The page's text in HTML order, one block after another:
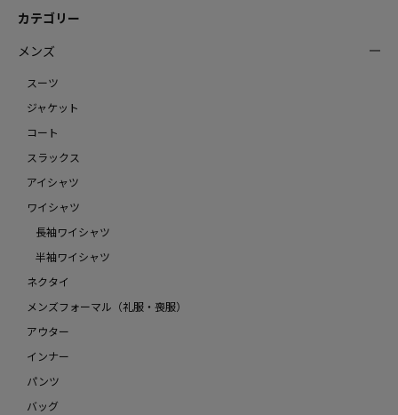
カテゴリー
メンズ
スーツ
ジャケット
コート
スラックス
アイシャツ
ワイシャツ
長袖ワイシャツ
半袖ワイシャツ
ネクタイ
メンズフォーマル（礼服・喪服）
アウター
インナー
パンツ
バッグ